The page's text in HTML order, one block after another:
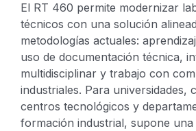
El RT 460 permite modernizar
técnicos con una solución
metodologías actuales:
uso de documentación técnica,
multidisciplinar y trabajo con
industriales. Para universidades,
centros tecnológicos y
formación industrial, supone